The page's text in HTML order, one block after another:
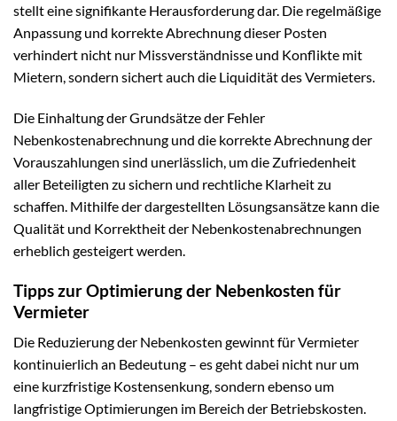
stellt eine signifikante Herausforderung dar. Die regelmäßige
Anpassung und korrekte Abrechnung dieser Posten
verhindert nicht nur Missverständnisse und Konflikte mit
Mietern, sondern sichert auch die Liquidität des Vermieters.
Die Einhaltung der Grundsätze der Fehler
Nebenkostenabrechnung und die korrekte Abrechnung der
Vorauszahlungen sind unerlässlich, um die Zufriedenheit
aller Beteiligten zu sichern und rechtliche Klarheit zu
schaffen. Mithilfe der dargestellten Lösungsansätze kann die
Qualität und Korrektheit der Nebenkostenabrechnungen
erheblich gesteigert werden.
Tipps zur Optimierung der Nebenkosten für
Vermieter
Die Reduzierung der Nebenkosten gewinnt für Vermieter
kontinuierlich an Bedeutung – es geht dabei nicht nur um
eine kurzfristige Kostensenkung, sondern ebenso um
langfristige Optimierungen im Bereich der Betriebskosten.